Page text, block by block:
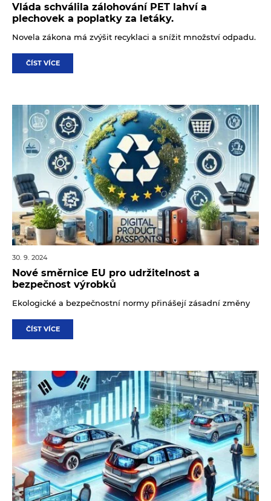
Vláda schválila zálohování PET lahví a
plechovek a poplatky za letáky.
Novela zákona má zvýšit recyklaci a snížit množství odpadu.
ČÍST VÍCE
30. 9. 2024
Nové směrnice EU pro udržitelnost a
bezpečnost výrobků
Ekologické a bezpečnostní normy přinášejí zásadní změny
ČÍST VÍCE